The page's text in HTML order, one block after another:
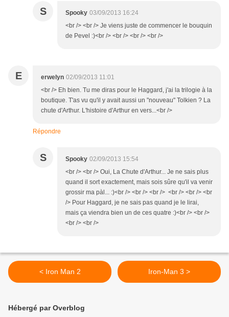
S Spooky 03/09/2013 16:24
<br /> <br /> Je viens juste de commencer le bouquin
de Pevel :)<br /> <br /> <br /> <br />
E erwelyn 02/09/2013 11:01
<br /> Eh bien. Tu me diras pour le Haggard, j'ai la trilogie à la
boutique. T'as vu qu'il y avait aussi un "nouveau" Tolkien ? La
chute d'Arthur. L'histoire d'Arthur en vers...<br />
Répondre
S Spooky 02/09/2013 15:54
<br /> <br /> Oui, La Chute d'Arthur... Je ne sais plus
quand il sort exactement, mais sois sûre qu'il va venir
grossir ma pàl... :)<br /> <br /> <br /> <br /> <br /> <br
/> Pour Haggard, je ne sais pas quand je le lirai,
mais ça viendra bien un de ces quatre :)<br /> <br />
<br /> <br />
< Iron Man 2 Iron-Man 3 >
Hébergé par Overblog